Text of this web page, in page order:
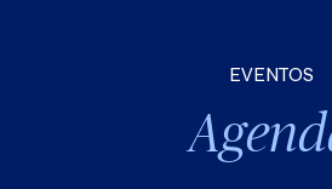
EVENTOS